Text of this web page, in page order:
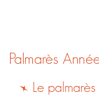
Palmarès
Le